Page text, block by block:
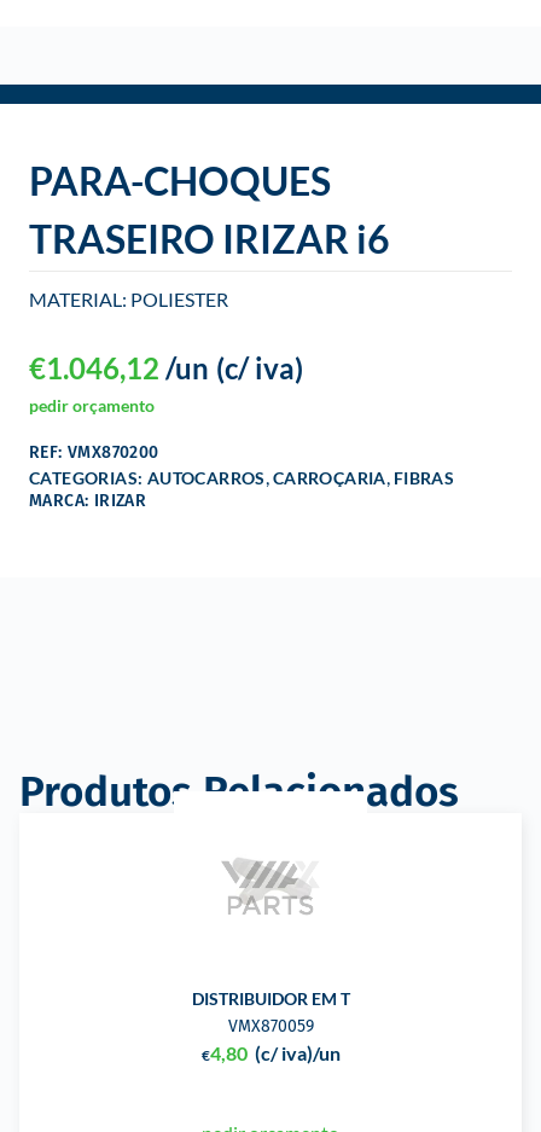
PARA-CHOQUES
TRASEIRO IRIZAR i6
MATERIAL: POLIESTER
€1.046,12 (c/ iva)
/un
pedir orçamento
REF: VMX870200
CATEGORIAS: AUTOCARROS,CARROÇARIA, FIBRAS
MARCA: IRIZAR
Produtos Relacionados
DISTRIBUIDOR EM T
VMX870059
€4,80 (c/ iva)/un